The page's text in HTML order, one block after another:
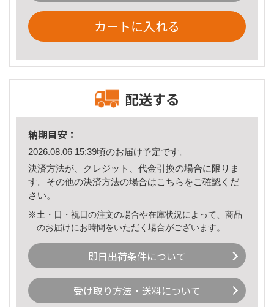
カートに入れる
配送する
納期目安：
2026.08.06 15:39頃のお届け予定です。
決済方法が、クレジット、代金引換の場合に限りま
す。その他の決済方法の場合はこちら をご確認くだ
さい。
※土・日・祝日の注文の場合や在庫状況によって、商品
のお届けにお時間をいただく場合がございます。
即日出荷条件について
受け取り方法・送料について